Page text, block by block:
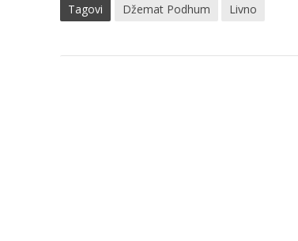
Tagovi Džemat Podhum Livno